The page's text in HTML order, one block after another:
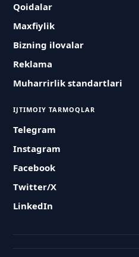
Qoidalar
Maxfiylik
Bizning ilovalar
Reklama
Muharrirlik standartlari
IJTIMOIY TARMOQLAR
Telegram
Instagram
Facebook
Twitter/X
LinkedIn